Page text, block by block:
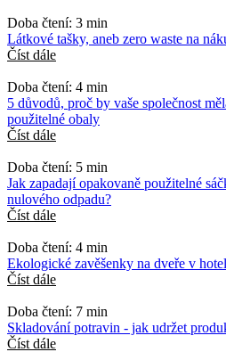
Doba čtení: 3 min
Látkové tašky, aneb zero waste na
Číst dále
Doba čtení: 4 min
5 důvodů, proč by vaše společnost
použitelné obaly
Číst dále
Doba čtení: 5 min
Jak zapadají opakovaně použitelné
nulového odpadu?
Číst dále
Doba čtení: 4 min
Ekologické zavěšenky na dveře v
Číst dále
Doba čtení: 7 min
Skladování potravin - jak udržet
Číst dále